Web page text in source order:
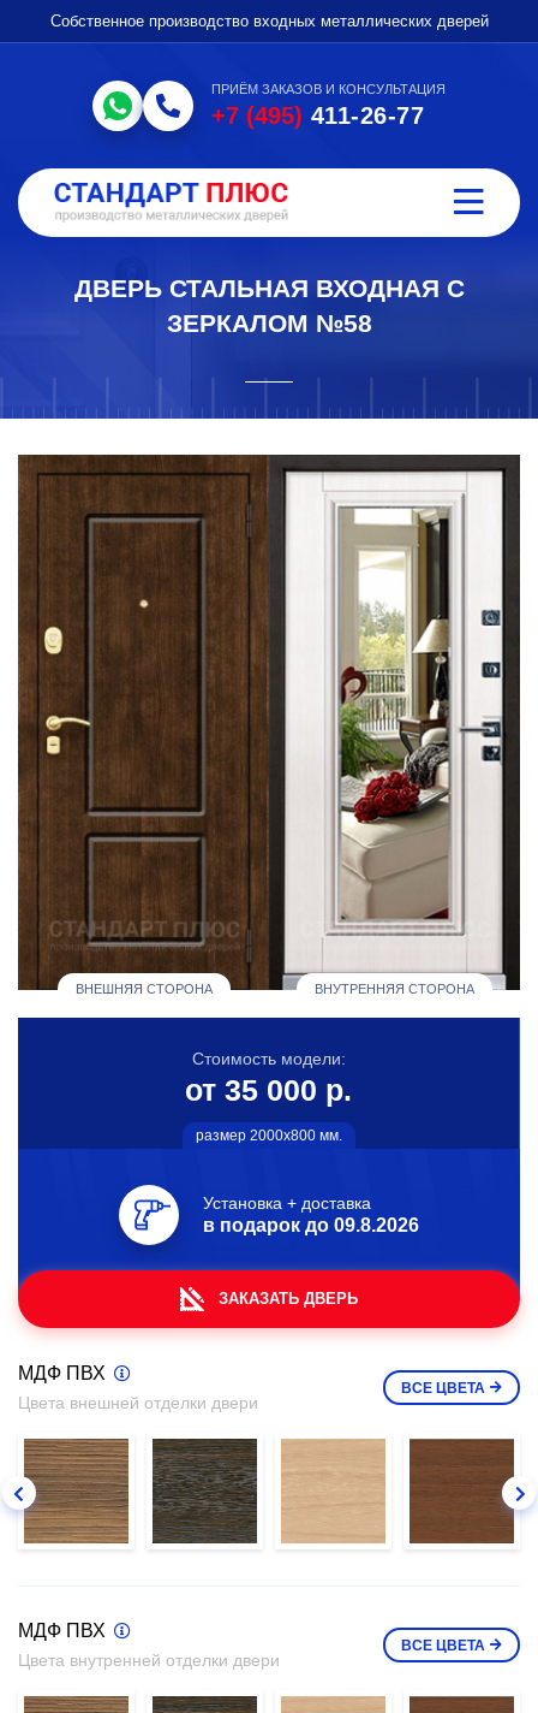
Собственное производство входных металлических дверей
ПРИЁМ ЗАКАЗОВ И КОНСУЛЬТАЦИЯ
+7 (495) 411-26-77
ДВЕРЬ СТАЛЬНАЯ ВХОДНАЯ С
ЗЕРКАЛОМ №58
ВНЕШНЯЯ СТОРОНА ВНУТРЕННЯЯ СТОРОНА
Стоимость модели:
от 35 000 р.
размер 2000х800 мм.
Установка + доставка
в подарок до 09.8.2026
ЗАКАЗАТЬ ДВЕРЬ
МДФ ПВХ
Цвета внешней отделки двери
ВСЕ ЦВЕТА
МДФ ПВХ
Цвета внутренней отделки двери
ВСЕ ЦВЕТА